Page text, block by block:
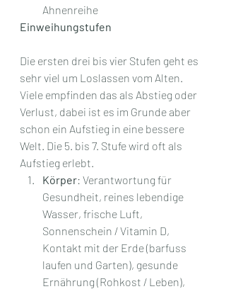
Ahnenreihe
Einweihungstufen
Die ersten drei bis vier Stufen geht es
sehr viel um Loslassen vom Alten.
Viele empfinden das als Abstieg oder
Verlust, dabei ist es im Grunde aber
schon ein Aufstieg in eine bessere
Welt. Die 5. bis 7. Stufe wird oft als
Aufstieg erlebt.
Körper: Verantwortung für
Gesundheit, reines lebendige
Wasser, frische Luft,
Sonnenschein / Vitamin D,
Kontakt mit der Erde (barfuss
laufen und Garten), gesunde
Ernährung (Rohkost / Leben),